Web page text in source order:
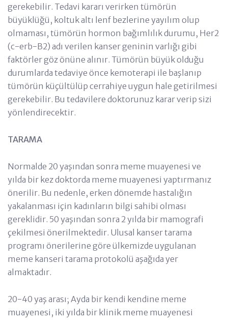
gerekebilir. Tedavi kararı verirken tümörün
büyüklüğü, koltuk altı lenf bezlerine yayılım olup
olmaması, tümörün hormon bağımlılık durumu, Her2
(c-erb-B2) adı verilen kanser geninin varlığı gibi
faktörler göz önüne alınır. Tümörün büyük olduğu
durumlarda tedaviye önce kemoterapi ile başlanıp
tümörün küçültülüp cerrahiye uygun hale getirilmesi
gerekebilir. Bu tedavilere doktorunuz karar verip sizi
yönlendirecektir.
TARAMA
Normalde 20 yaşından sonra meme muayenesi ve
yılda bir kez doktorda meme muayenesi yaptırmanız
önerilir. Bu nedenle, erken dönemde hastalığın
yakalanması için kadınların bilgi sahibi olması
gereklidir. 50 yaşından sonra 2 yılda bir mamografi
çekilmesi önerilmektedir. Ulusal kanser tarama
programı önerilerine göre ülkemizde uygulanan
meme kanseri tarama protokolü aşağıda yer
almaktadır.
20-40 yaş arası; Ayda bir kendi kendine meme
muayenesi, iki yılda bir klinik meme muayenesi